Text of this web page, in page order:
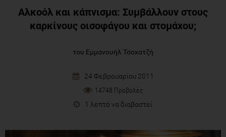
Αλκοόλ και κάπνισμα: Συμβάλλουν στους
καρκίνους οισοφάγου και στομάχου;
του Εμμανουήλ Τσοχατζή
24 Φεβρουαρίου 2011
14748 Προβολές
1 λεπτό να διαβαστεί